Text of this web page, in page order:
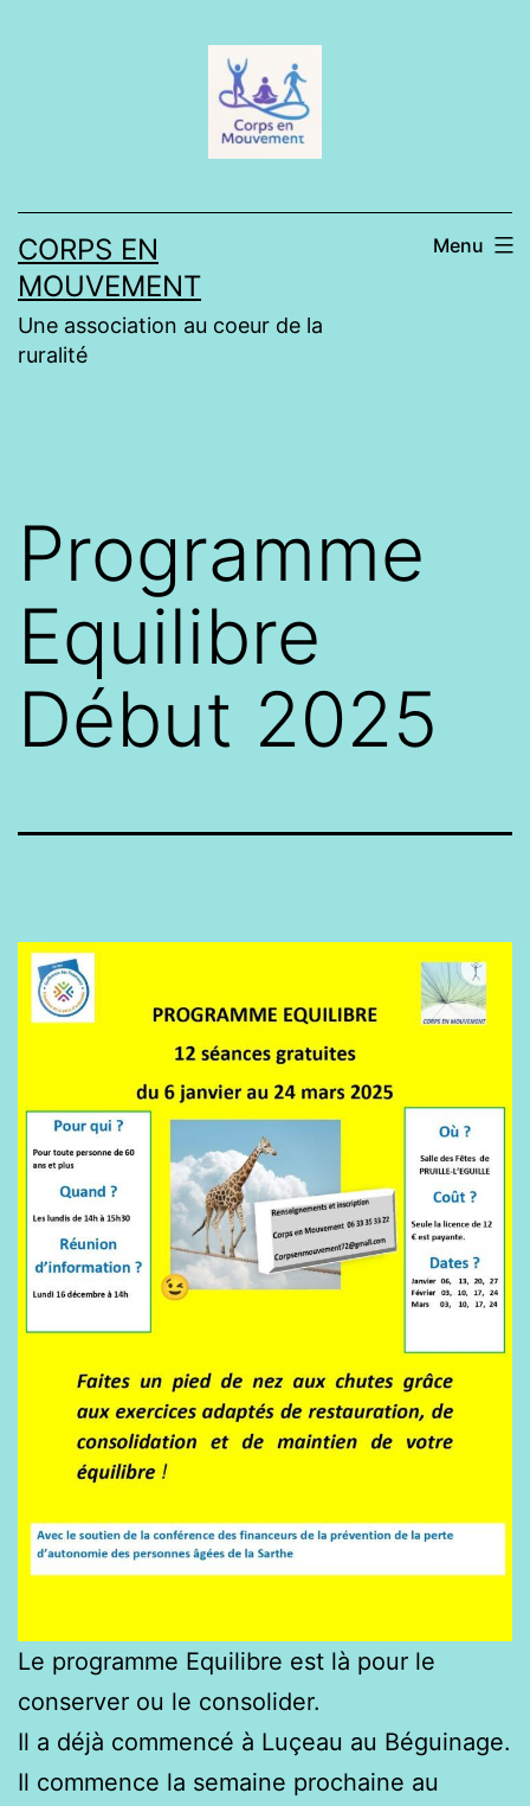
CORPS EN
MOUVEMENT
Une association au coeur de la
ruralité
Menu
Programme
Equilibre
Début 2025
Le programme Equilibre est là pour le
conserver ou le consolider.
Il a déjà commencé à Luçeau au Béguinage.
Il commence la semaine prochaine au